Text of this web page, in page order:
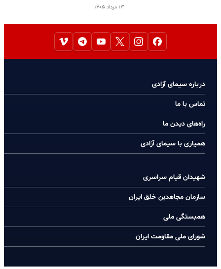
۱۳ مرداد ۱۴۰۵
درباره سیمای آزادی
تماس با ما
راه‌های دیدن ما
همیاری با سیمای آزادی
شهیدان قیام سراسری
سازمان مجاهدین خلق ایران
همبستگی ملی
شورای ملی مقاومت ایران